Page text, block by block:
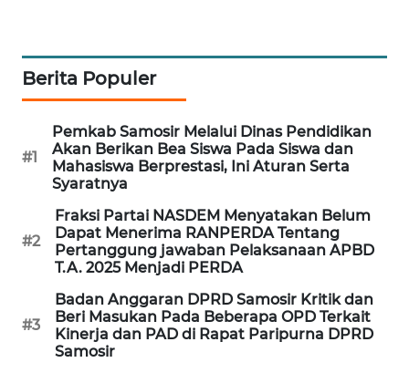
Berita Populer
#1
Pemkab Samosir Melalui Dinas Pendidikan
Akan Berikan Bea Siswa Pada Siswa dan
Mahasiswa Berprestasi, Ini Aturan Serta
Syaratnya
#2
Fraksi Partai NASDEM Menyatakan Belum
Dapat Menerima RANPERDA Tentang
Pertanggung jawaban Pelaksanaan APBD
T.A. 2025 Menjadi PERDA
#3
Badan Anggaran DPRD Samosir Kritik dan
Beri Masukan Pada Beberapa OPD Terkait
Kinerja dan PAD di Rapat Paripurna DPRD
Samosir